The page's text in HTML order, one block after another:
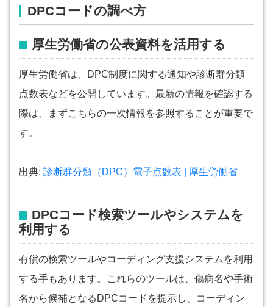
DPCコードの調べ方
厚生労働省の公表資料を活用する
厚生労働省は、DPC制度に関する通知や診断群分類
点数表などを公開しています。最新の情報を確認する
際は、まずこちらの一次情報を参照することが重要で
す。
出典: 診断群分類（DPC）電子点数表 | 厚生労働省
DPCコード検索ツールやシステムを
利用する
有償の検索ツールやコーディング支援システムを利用
する手もあります。これらのツールは、傷病名や手術
名から候補となるDPCコードを提示し、コーディン